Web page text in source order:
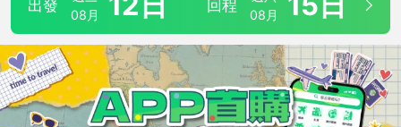
出發
08月
回程
08月